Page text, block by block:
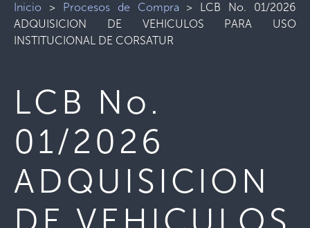
Inicio > Procesos de Compra > LCB No. 01/2026
ADQUISICION DE VEHICULOS PARA USO
INSTITUCIONAL DE CORSATUR
LCB No.
01/2026
ADQUISICION